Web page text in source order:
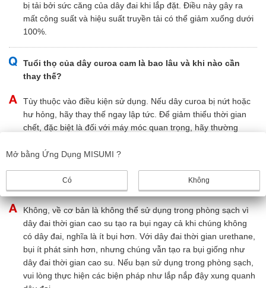
bị tải bởi sức căng của dây đai khi lắp đặt. Điều này gây ra
mất công suất và hiệu suất truyền tải có thể giảm xuống dưới
100%.
Tuổi thọ của dây curoa cam là bao lâu và khi nào cần
thay thế?
Tùy thuộc vào điều kiện sử dụng. Nếu dây curoa bị nứt hoặc
hư hỏng, hãy thay thế ngay lập tức. Để giảm thiểu thời gian
chết, đặc biệt là đối với máy móc quan trọng, hãy thường
và thay thế trước khi nó bị hỏng.
Tôi có thể sử dụng nó trong phòng sạch không?
Không, về cơ bản là không thể sử dụng trong phòng sạch vì
dây đai thời gian cao su tạo ra bụi ngay cả khi chúng không
có dây đai, nghĩa là ít bụi hơn. Với dây đai thời gian urethane,
bụi ít phát sinh hơn, nhưng chúng vẫn tạo ra bụi giống như
dây đai thời gian cao su. Nếu bạn sử dụng trong phòng sạch,
vui lòng thực hiện các biện pháp như lắp nắp đậy xung quanh
Mở bằng Ứng Dụng MISUMI ?
Có Không